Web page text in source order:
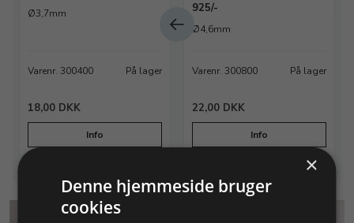
Ø3,7mm
Varenr. 300400 På lager
18,00 DKK
Info
925/-
Ø4,6mm
Varenr. 300800 På lager
22,00 DKK
Info
×
Denne hjemmeside bruger
cookies